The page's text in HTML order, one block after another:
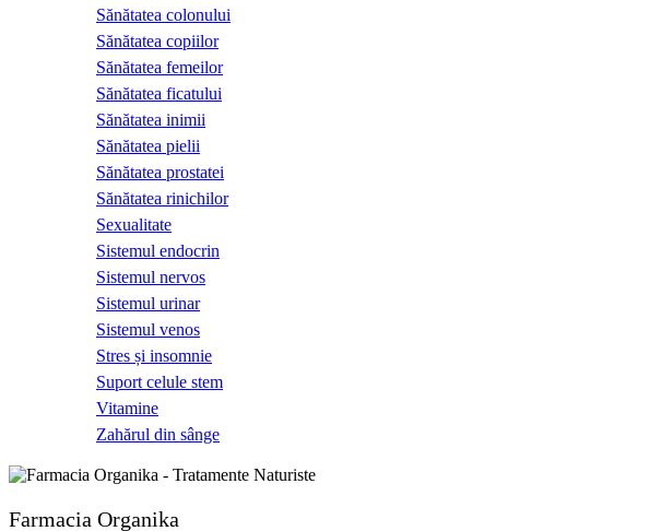
Sănătatea colonului
Sănătatea copiilor
Sănătatea femeilor
Sănătatea ficatului
Sănătatea inimii
Sănătatea pielii
Sănătatea prostatei
Sănătatea rinichilor
Sexualitate
Sistemul endocrin
Sistemul nervos
Sistemul urinar
Sistemul venos
Stres și insomnie
Suport celule stem
Vitamine
Zahărul din sânge
Farmacia Organika